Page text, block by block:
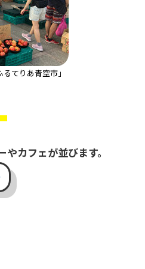
てりあ青空市」
カフェが並びます。